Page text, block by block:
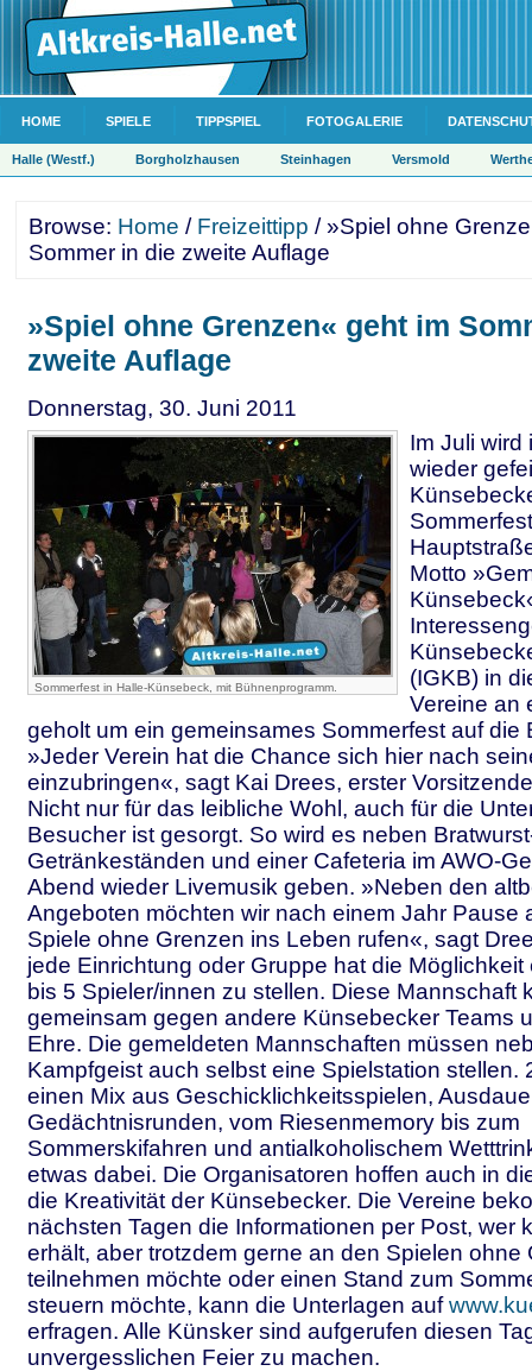
HOME SPIELE TIPPSPIEL FOTOGALERIE
Halle (Westf.) Borgholzhausen Steinhagen Versmold
Browse: Home / Freizeittipp / »Spiel ohne
Sommer in die zweite Auflage
»Spiel ohne Grenzen« geht im
zweite Auflage
Donnerstag, 30. Juni 2011
Sommerfest in Halle-Künsebeck, mit Bühnenprogramm.
Im Juli wird
wieder
Motto
(IGKB) in
Vereine an
geholt um ein gemeinsames Sommerfest auf die
»Jeder Verein hat die Chance sich hier nach
einzubringen«, sagt Kai Drees, erster
Nicht nur für das leibliche Wohl, auch für die
Besucher ist gesorgt. So wird es neben
Getränkeständen und einer Cafeteria im AWO-
Abend wieder Livemusik geben. »Neben den
Angeboten möchten wir nach einem Jahr Pause
Spiele ohne Grenzen ins Leben rufen«, sagt
jede Einrichtung oder Gruppe hat die Möglichkeit
bis 5 Spieler/innen zu stellen. Diese Mannschaft
gemeinsam gegen andere Künsebecker Teams
Ehre. Die gemeldeten Mannschaften müssen
Kampfgeist auch selbst eine Spielstation stellen.
einen Mix aus Geschicklichkeitsspielen,
Gedächtnisrunden, vom Riesenmemory bis zum
Sommerskifahren und antialkoholischem
etwas dabei. Die Organisatoren hoffen auch in
die Kreativität der Künsebecker. Die Vereine
nächsten Tagen die Informationen per Post, wer
erhält, aber trotzdem gerne an den Spielen ohne
teilnehmen möchte oder einen Stand zum
steuern möchte, kann die Unterlagen auf
erfragen. Alle Künsker sind aufgerufen diesen
unvergesslichen Feier zu machen.